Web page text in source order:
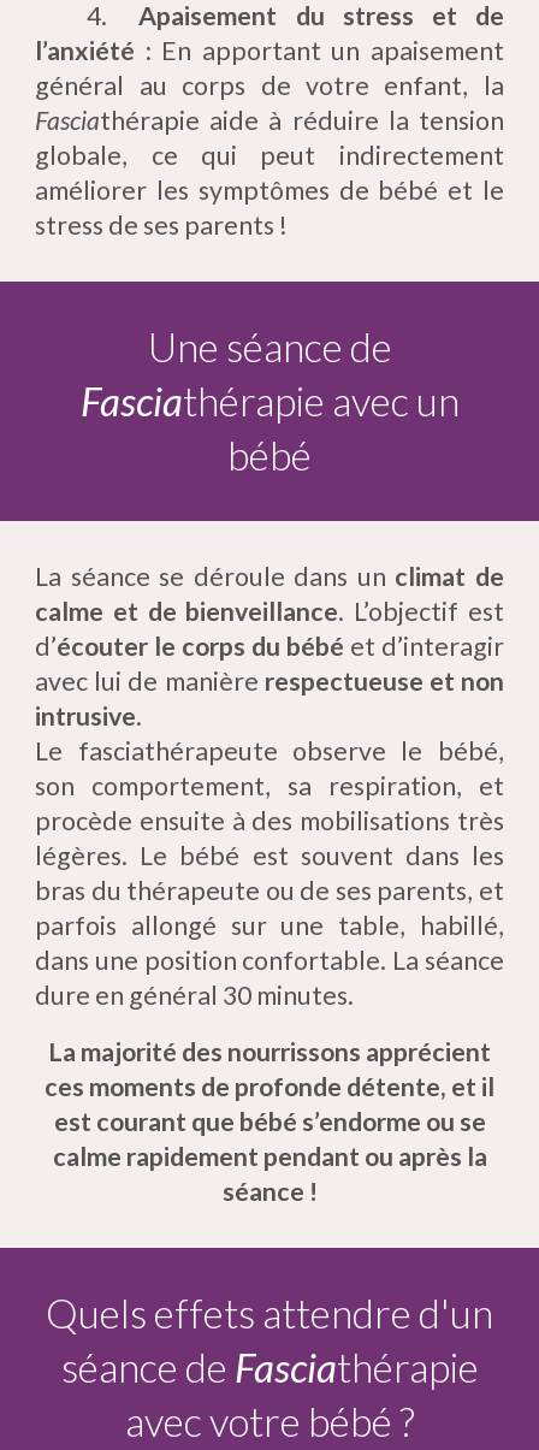
4.
Apaisement du stress et de
l’anxiété : En apportant un apaisement
général au corps de votre enfant, la
Fasciathérapie aide à réduire la tension
globale, ce qui peut indirectement
améliorer les symptômes de bébé et le
stress de ses parents !
Une séance de
Fasciathérapie avec un
bébé
La séance se déroule dans un climat de
calme et de bienveillance. L’objectif est
d’écouter le corps du bébé et d’interagir
avec lui de manière respectueuse et non
intrusive.
Le fasciathérapeute observe le bébé,
son comportement, sa respiration, et
procède ensuite à des mobilisations très
légères. Le bébé est souvent dans les
bras du thérapeute ou de ses parents, et
parfois allongé sur une table, habillé,
dans une position confortable. La séance
dure en général 30 minutes.
La majorité des nourrissons apprécient
ces moments de profonde détente, et il
est courant que bébé s’endorme ou se
calme rapidement pendant ou après la
séance !
Quels effets attendre d'un
séance de Fasciathérapie
avec votre bébé ?